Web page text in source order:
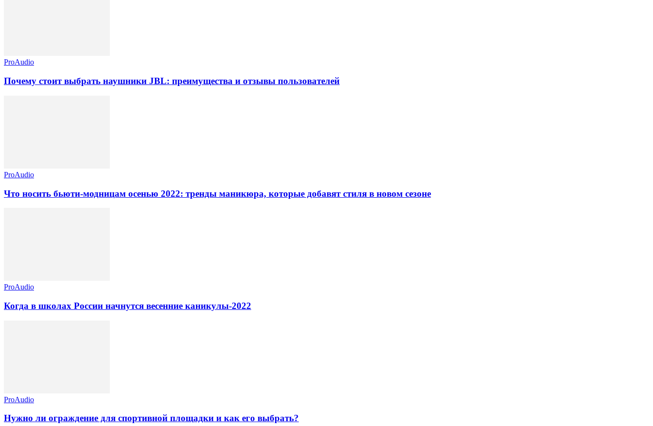
ProAudio
Почему стоит выбрать наушники JBL: преимущества и отзывы пользователей
ProAudio
Что носить бьюти-модницам осенью 2022: тренды маникюра, которые добавят стиля в новом сезоне
ProAudio
Когда в школах России начнутся весенние каникулы-2022
ProAudio
Нужно ли ограждение для спортивной площадки и как его выбрать?